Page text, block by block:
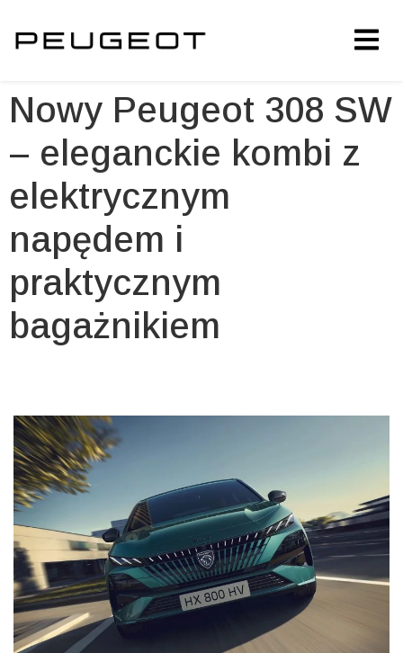
Nowy Peugeot 308 SW
– eleganckie kombi z
elektrycznym
napędem i
praktycznym
bagażnikiem